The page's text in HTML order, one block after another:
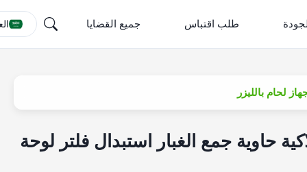
طلب اقتباس جميع القضايا
حاوية جمع الغبار استبدال فلتر لوحة